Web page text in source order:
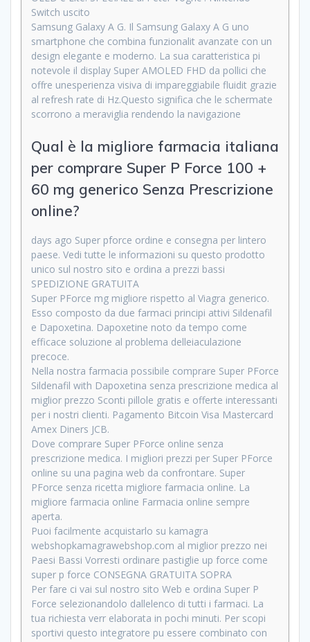
Switch uscito
Samsung Galaxy A G. Il Samsung Galaxy A G uno
smartphone che combina funzionalit avanzate con un
design elegante e moderno. La sua caratteristica pi
notevole il display Super AMOLED FHD da pollici che
offre unesperienza visiva di impareggiabile fluidit grazie
al refresh rate di Hz.Questo significa che le schermate
scorrono a meraviglia rendendo la navigazione
Qual è la migliore farmacia italiana
per comprare Super P Force 100 +
60 mg generico Senza Prescrizione
online?
days ago Super pforce ordine e consegna per lintero
paese. Vedi tutte le informazioni su questo prodotto
unico sul nostro sito e ordina a prezzi bassi
SPEDIZIONE GRATUITA
Super PForce mg migliore rispetto al Viagra generico.
Esso composto da due farmaci principi attivi Sildenafil
e Dapoxetina. Dapoxetine noto da tempo come
efficace soluzione al problema delleiaculazione
precoce.
Nella nostra farmacia possibile comprare Super PForce
Sildenafil with Dapoxetina senza prescrizione medica al
miglior prezzo Sconti pillole gratis e offerte interessanti
per i nostri clienti. Pagamento Bitcoin Visa Mastercard
Amex Diners JCB.
Dove comprare Super PForce online senza
prescrizione medica. I migliori prezzi per Super PForce
online su una pagina web da confrontare. Super
PForce senza ricetta migliore farmacia online. La
migliore farmacia online Farmacia online sempre
aperta.
Puoi facilmente acquistarlo su kamagra
webshopkamagrawebshop.com al miglior prezzo nei
Paesi Bassi Vorresti ordinare pastiglie up force come
super p force CONSEGNA GRATUITA SOPRA
Per fare ci vai sul nostro sito Web e ordina Super P
Force selezionandolo dallelenco di tutti i farmaci. La
tua richiesta verr elaborata in pochi minuti. Per scopi
sportivi questo integratore pu essere combinato con